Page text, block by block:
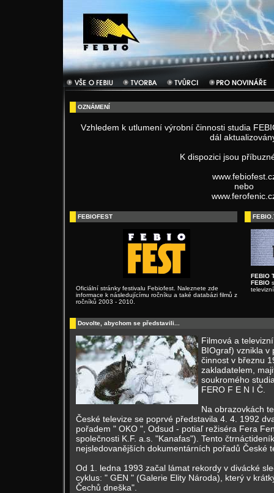
OZNÁMENÍ
Vzhledem k utlumení výrobní činnosti studia
dál
K dispozici jsou
nebo
FEBIOFEST
Oficiální stránky festivalu Febiofest. Naleznete zde
informace k následujícímu ročníku a také databázi filmů z
ročníků 2003 - 2010.
FEBIO
FEBIO
Dovolte, abychom se představili...
Filmová a
BIOgraf) vznikla v
činnost v březnu
zakladatelem,
soukromého
FERO F E N I Č.
Na obrazovkách
České televize se poprvé představila 4. 4. 1992
pořadem " OKO ", Odsud - potiaľ režiséra Fera
společnosti K.F. a.s. "Kanafas"). Tento
nejsledovanějších dokumentárních pořadů České
Od 1. ledna 1993 začal lámat rekordy v divácké
cyklus: " GEN " (Galerie Elity Národa), který v
Čechů dneška".